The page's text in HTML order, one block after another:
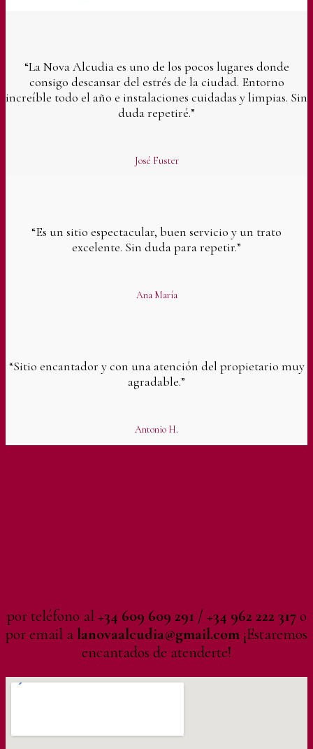
“La Nova Alcudia es uno de los pocos lugares donde
consigo descansar del estrés de la ciudad. Entorno
increíble todo el año e instalaciones cuidadas y limpias. Sin
duda repetiré.”
José Fuster
“Es un sitio espectacular, buen servicio y un trato
excelente. Sin duda para repetir.”​
Ana María
“Sitio encantador y con una atención del propietario muy
agradable.”​
Antonio H.
por teléfono al+34 609 609 291 / +34 962 222 317o
por email a lanovaalcudia@gmail.com ¡Estaremos
encantados de atenderte!